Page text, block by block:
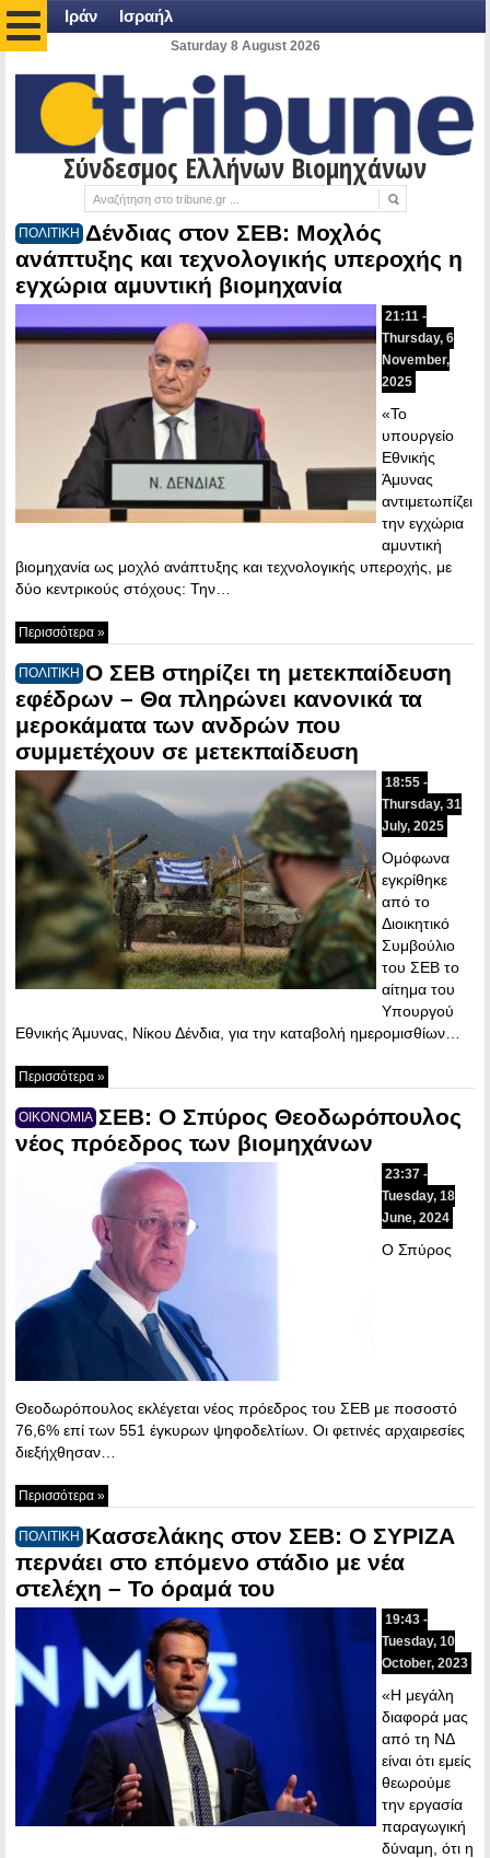
Ιράν Ισραήλ
Saturday 8 August 2026
Σύνδεσμος Ελλήνων Βιομηχάνων
ΠΟΛΙΤΙΚΗ Δένδιας στον ΣΕΒ: Mοχλός
ανάπτυξης και τεχνολογικής υπεροχής η
εγχώρια αμυντική βιομηχανία
21:11 -
Thursday, 6
November,
2025
«Το
υπουργείο
Εθνικής
Άμυνας
αντιμετωπίζει
την εγχώρια
αμυντική
βιομηχανία ως μοχλό ανάπτυξης και τεχνολογικής υπεροχής, με
δύο κεντρικούς στόχους: Την…
Περισσότερα »
ΠΟΛΙΤΙΚΗ Ο ΣΕΒ στηρίζει τη μετεκπαίδευση
εφέδρων – Θα πληρώνει κανονικά τα
μεροκάματα των ανδρών που
συμμετέχουν σε μετεκπαίδευση
18:55 -
Thursday, 31
July, 2025
Ομόφωνα
εγκρίθηκε
από το
Διοικητικό
Συμβούλιο
του ΣΕΒ το
αίτημα του
Υπουργού
Εθνικής Άμυνας, Νίκου Δένδια, για την καταβολή ημερομισθίων…
Περισσότερα »
ΟΙΚΟΝΟΜΙΑ ΣΕΒ: Ο Σπύρος Θεοδωρόπουλος
νέος πρόεδρος των βιομηχάνων
23:37 -
Tuesday, 18
June, 2024
Ο Σπύρος
Θεοδωρόπουλος εκλέγεται νέος πρόεδρος του ΣΕΒ με ποσοστό
76,6% επί των 551 έγκυρων ψηφοδελτίων. Οι φετινές αρχαιρεσίες
διεξήχθησαν…
Περισσότερα »
ΠΟΛΙΤΙΚΗ Κασσελάκης στον ΣΕΒ: Ο ΣΥΡΙΖΑ
περνάει στο επόμενο στάδιο με νέα
στελέχη – Το όραμά του
19:43 -
Tuesday, 10
October, 2023
«Η μεγάλη
διαφορά μας
από τη ΝΔ
είναι ότι εμείς
θεωρούμε
την εργασία
παραγωγική
δύναμη, ότι η